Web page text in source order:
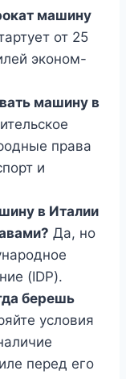
машину
от 25
эконом-
машину в
права
и
в Италии
Да, но
(IDP).
берешь
условия
перед его